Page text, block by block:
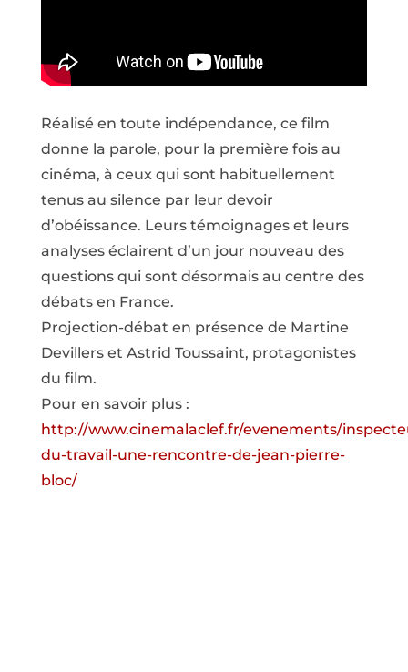
Réalisé en toute indépendance, ce film
donne la parole, pour la première fois au
cinéma, à ceux qui sont habituellement
tenus au silence par leur devoir
d’obéissance. Leurs témoignages et leurs
analyses éclairent d’un jour nouveau des
questions qui sont désormais au centre des
débats en France.
Projection-débat en présence de Martine
Devillers et Astrid Toussaint, protagonistes
du film.
Pour en savoir plus :
http://www.cinemalaclef.fr/evenements/
du-travail-une-rencontre-de-jean-pierre-
bloc/